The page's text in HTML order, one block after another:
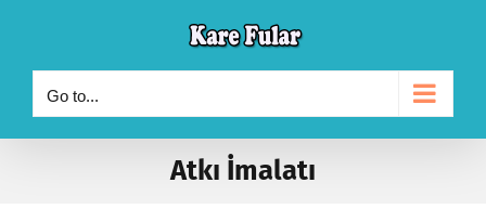
content
Go to...
Atkı İmalatı